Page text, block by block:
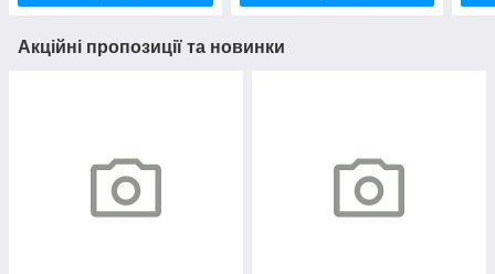
Акційні пропозиції та новинки